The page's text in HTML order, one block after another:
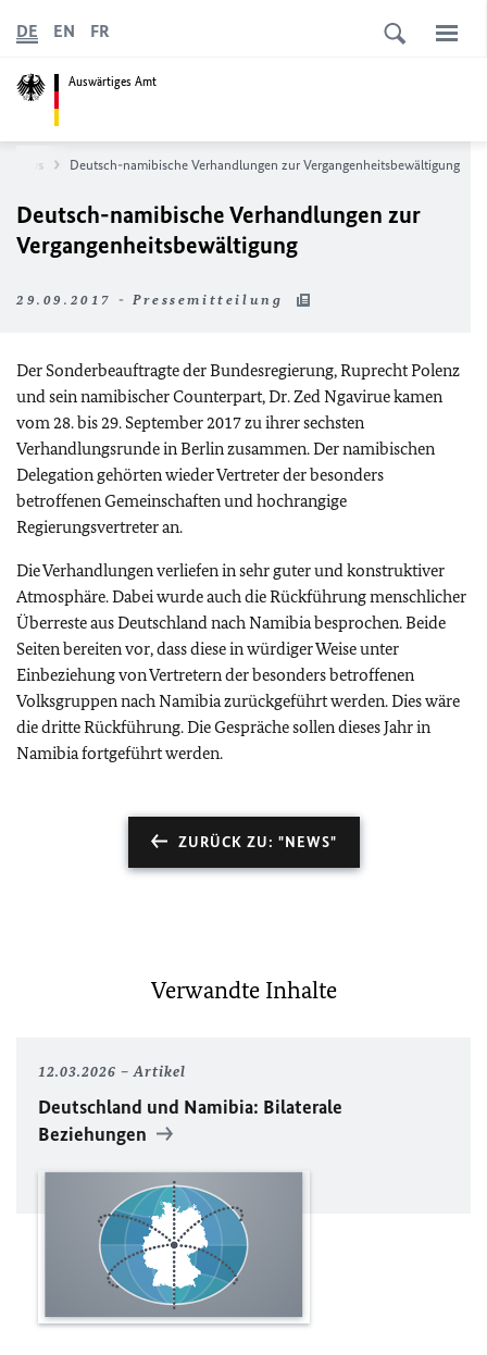
Auswärtiges Amt
DE EN FR
News Deutsch-namibische Verhandlungen zur Vergangenheitsbewältigung
Deutsch-namibische Verhandlungen zur
Vergangenheitsbewältigung
29.09.2017 - Pressemitteilung
Der Sonderbeauftragte der Bundesregierung, Ruprecht Polenz
und sein namibischer Counterpart, Dr. Zed Ngavirue kamen
vom 28. bis 29. September 2017 zu ihrer sechsten
Verhandlungsrunde in Berlin zusammen. Der namibischen
Delegation gehörten wieder Vertreter der besonders
betroffenen Gemeinschaften und hochrangige
Regierungsvertreter an.
Die Verhandlungen verliefen in sehr guter und konstruktiver
Atmosphäre. Dabei wurde auch die Rückführung menschlicher
Überreste aus Deutschland nach Namibia besprochen. Beide
Seiten bereiten vor, dass diese in würdiger Weise unter
Einbeziehung von Vertretern der besonders betroffenen
Volksgruppen nach Namibia zurückgeführt werden. Dies wäre
die dritte Rückführung. Die Gespräche sollen dieses Jahr in
Namibia fortgeführt werden.
ZURÜCK ZU: "NEWS"
Verwandte Inhalte
12.03.2026 Artikel
Deutschland und Namibia: Bilaterale
Beziehungen